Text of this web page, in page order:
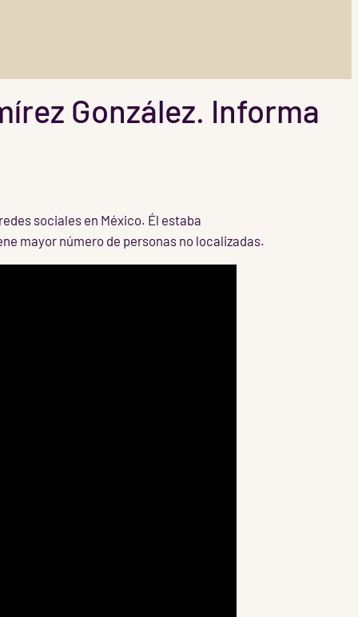
González. Informa
sociales en México. Él estaba
mayor número de personas no localizadas.